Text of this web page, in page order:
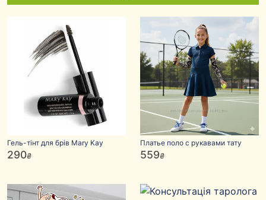
Гель-тінт для брів Mary Kay
290₴
Платье поло с рукавами тату
559₴